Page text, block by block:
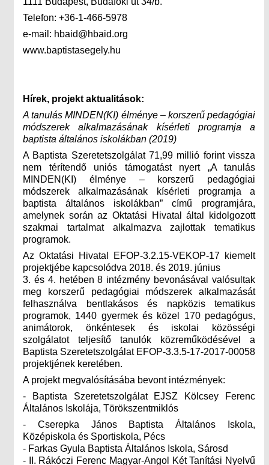
Telefon: +36-1-466-5978
e-mail: hbaid@hbaid.org
www.baptistasegely.hu
Hírek, projekt aktualitások:
A tanulás MINDEN(KI) élménye – korszerű pedagógiai
módszerek alkalmazásának kísérleti programja a
baptista általános iskolákban (2019)
A Baptista Szeretetszolgálat 71,99 millió forint vissza
nem térítendő uniós támogatást nyert „A tanulás
MINDEN(KI) élménye – korszerű pedagógiai
módszerek alkalmazásának kísérleti programja a
baptista általános iskolákban” című programjára,
amelynek során az Oktatási Hivatal által kidolgozott
szakmai tartalmat alkalmazva zajlottak tematikus
programok.
Az Oktatási Hivatal EFOP-3.2.15-VEKOP-17 kiemelt
projektjébe kapcsolódva 2018. és 2019. június
3. és 4. hetében 8 intézmény bevonásával valósultak
meg korszerű pedagógiai módszerek alkalmazását
felhasználva bentlakásos és napközis tematikus
programok, 1440 gyermek és közel 170 pedagógus,
animátorok, önkéntesek és iskolai közösségi
szolgálatot teljesítő tanulók közreműködésével a
Baptista Szeretetszolgálat EFOP-3.3.5-17-2017-00058
projektjének keretében.
A projekt megvalósításába bevont intézmények:
- Baptista Szeretetszolgálat EJSZ Kölcsey Ferenc
Általános Iskolája, Törökszentmiklós
- Cserepka János Baptista Általános Iskola,
Középiskola és Sportiskola, Pécs
- Farkas Gyula Baptista Általános Iskola, Sárosd
- II. Rákóczi Ferenc Magyar-Angol Két Tanítási Nyelvű